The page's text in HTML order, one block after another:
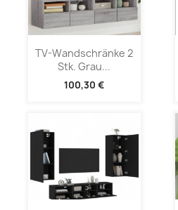
TV-Wandschränke 2
Stk. Grau...
100,30 €